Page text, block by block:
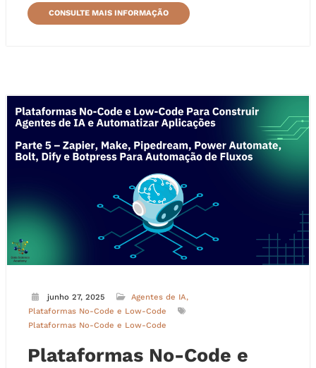
CONSULTE MAIS INFORMAÇÃO
junho 27, 2025
Agentes de IA
Plataformas No-Code e Low-Code
Plataformas No-Code e Low-Code
Plataformas No-Code e